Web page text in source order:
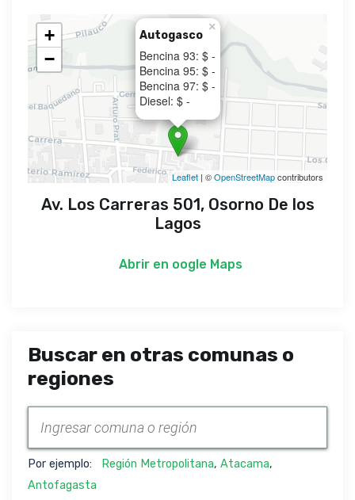
Autogasco
Bencina 93: $ -
Bencina 95: $ -
Bencina 97: $ -
Diesel: $ -
×
+
−
Leaflet | ©OpenStreetMapcontributors
Av. Los Carreras 501, Osorno De los
Lagos
Abrir en oogle Maps
Buscar en otras comunas o
regiones
Por ejemplo: Región Metropolitana, Atacama,
Antofagasta